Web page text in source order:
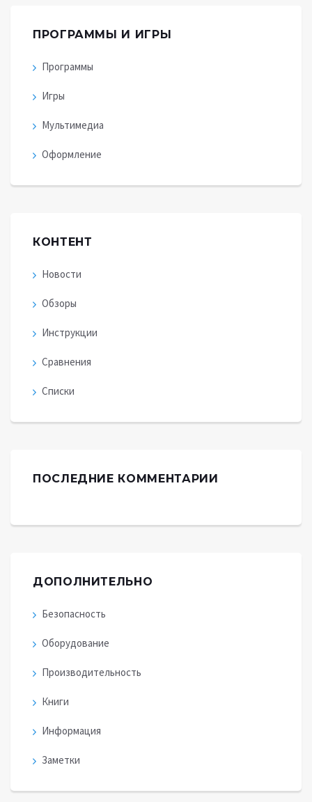
ПРОГРАММЫ И ИГРЫ
Программы
Игры
Мультимедиа
Оформление
КОНТЕНТ
Новости
Обзоры
Инструкции
Сравнения
Списки
ПОСЛЕДНИЕ КОММЕНТАРИИ
ДОПОЛНИТЕЛЬНО
Безопасность
Оборудование
Производительность
Книги
Информация
Заметки